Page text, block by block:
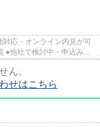
応・オンライン内見が可
●他社で検討中・申込み済
ん。
せはこちら